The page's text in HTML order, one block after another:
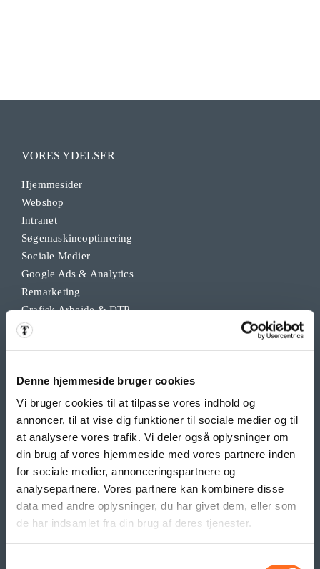
Denne hjemmeside bruger cookies
Vi bruger cookies til at tilpasse vores indhold og
annoncer, til at vise dig funktioner til sociale medier og til
at analysere vores trafik. Vi deler også oplysninger om
din brug af vores hjemmeside med vores partnere inden
for sociale medier, annonceringspartnere og
analysepartnere. Vores partnere kan kombinere disse
data med andre oplysninger, du har givet dem, eller som
de har indsamlet fra din brug af deres tjenester.
VORES YDELSER
Hjemmesider
Webshop
Intranet
Søgemaskineoptimering
Sociale Medier
Google Ads & Analytics
Remarketing
Grafisk Arbejde & DTP
Opdateringsservice
BANNER PRODUKTER
Indoor bannere
Outdoor Bannere
Roll Up Banner
Flex Display
Beachflag
Logo- og reklame måtter
Pallesvøb og Pallehætter